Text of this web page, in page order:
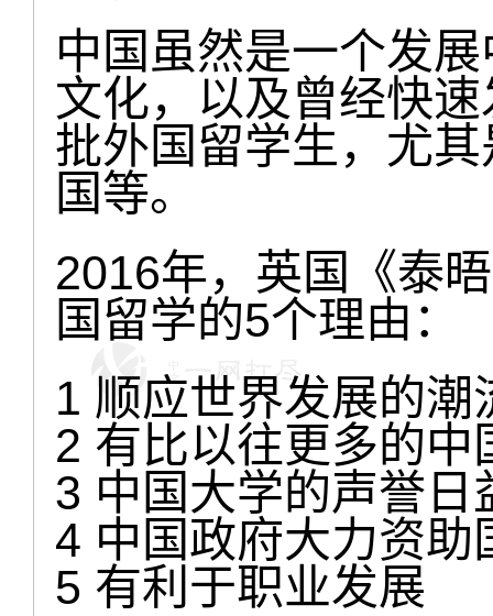
中国虽然是一个发
文化，以及曾经快
批外国留学生，尤
国等。
2016年，英国《泰
国留学的5个理由：
1 顺应世界发展的潮
2 有比以往更多的中
3 中国大学的声誉日
4 中国政府大力资助
5 有利于职业发展